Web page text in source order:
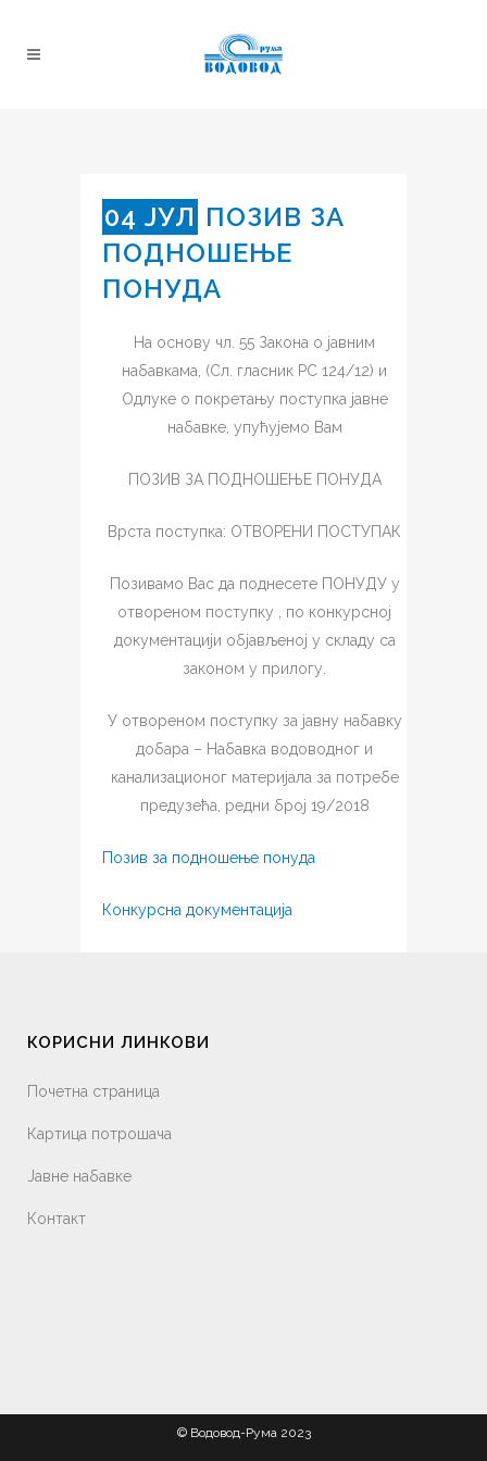
04 ЈУЛ ПОЗИВ ЗА
ПОДНОШЕЊЕ
ПОНУДА
На основу чл. 55 Закона о јавним
набавкама, (Сл. гласник РС 124/12) и
Одлуке о покретању поступка јавне
набавке, упућујемо Вам
ПOЗИВ ЗА ПОДНОШЕЊЕ ПОНУДА
Врста поступка: ОТВОРЕНИ ПОСТУПАК
Позивамо Вас да поднесете ПОНУДУ у
отвореном поступку , по конкурсној
документацији објављеној у складу са
законом у прилогу.
У отвореном поступку за јавну набавку
добара – Набавка водоводног и
канализационог материјала за потребе
предузећа, редни број 19/2018
Позив за подношење понуда
Конкурсна документација
КОРИСНИ ЛИНКОВИ
Почетна страница
Картица потрошача
Јавне набавке
Контакт
© Водовод-Рума 2023